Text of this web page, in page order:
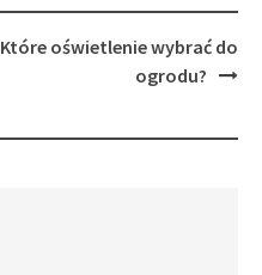
Które oświetlenie wybrać do
ogrodu?